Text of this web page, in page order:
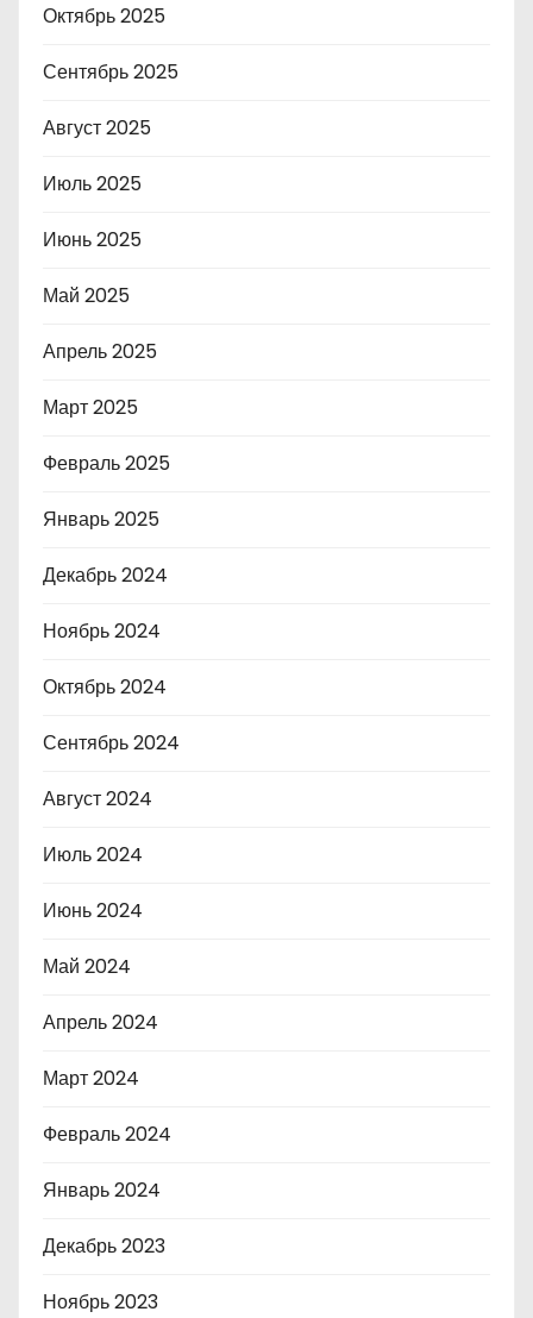
Октябрь 2025
Сентябрь 2025
Август 2025
Июль 2025
Июнь 2025
Май 2025
Апрель 2025
Март 2025
Февраль 2025
Январь 2025
Декабрь 2024
Ноябрь 2024
Октябрь 2024
Сентябрь 2024
Август 2024
Июль 2024
Июнь 2024
Май 2024
Апрель 2024
Март 2024
Февраль 2024
Январь 2024
Декабрь 2023
Ноябрь 2023